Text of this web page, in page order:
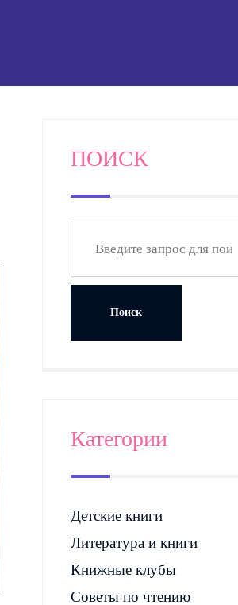
ПОИСК
Категории
Детские книги
Литература и книги
Книжные клубы
Советы по чтению